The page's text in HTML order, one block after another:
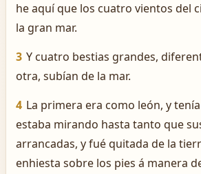
he aquí que los cuatro vientos del
la gran mar.
3 Y cuatro bestias grandes,
otra, subían de la mar.
4 La primera era como león, y
estaba mirando hasta tanto que
arrancadas, y fué quitada de la
enhiesta sobre los pies á manera